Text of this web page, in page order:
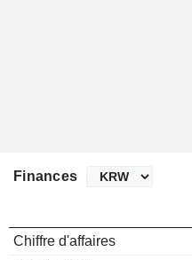
Finances
Chiffre d'affaires